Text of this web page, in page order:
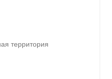
территория